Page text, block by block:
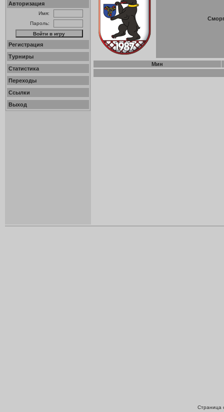
Авторизация
Имя:
Пароль:
Регистрация
Турниры
Статистика
Переходы
Ссылки
Выход
Мин
Страница